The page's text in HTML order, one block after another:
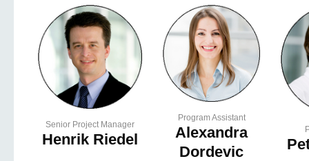
Senior Project Manager
Henrik Riedel
Program Assistant
Alexandra
Dordevic